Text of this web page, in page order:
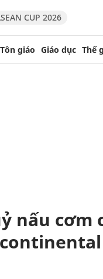
CUP 2026
giáo Giáo dục Thế
nấu cơm